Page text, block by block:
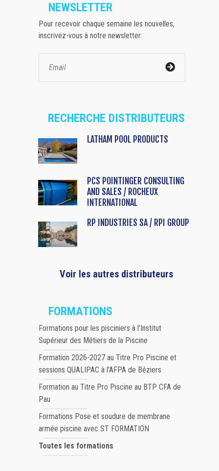
NEWSLETTER
Pour recevoir chaque semaine les nouvelles,
inscrivez-vous à notre newsletter:
RECHERCHE DISTRIBUTEURS
LATHAM POOL PRODUCTS
PCS POINTINGER CONSULTING
AND SALES / ROCHEUX
INTERNATIONAL
RP INDUSTRIES SA / RPI GROUP
Voir les autres distributeurs
FORMATIONS
Formations pour les pisciniers à l'Institut
Supérieur des Métiers de la Piscine
Formation 2026-2027 au Titre Pro Piscine et
sessions QUALIPAC à l'AFPA de Béziers
Formation au Titre Pro Piscine au BTP CFA de
Pau
Formations Pose et soudure de membrane
armée piscine avec ST FORMATION
Toutes les formations